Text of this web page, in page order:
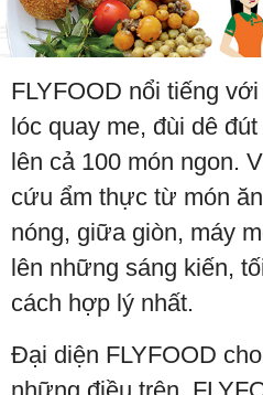
FLYFOOD nổi tiếng
lóc quay me, đùi dê
lên cả 100 món ngon.
cứu ẩm thực từ món
nóng, giữa giòn, máy
lên những sáng kiến,
cách hợp lý nhất.
Đại diện FLYFOOD